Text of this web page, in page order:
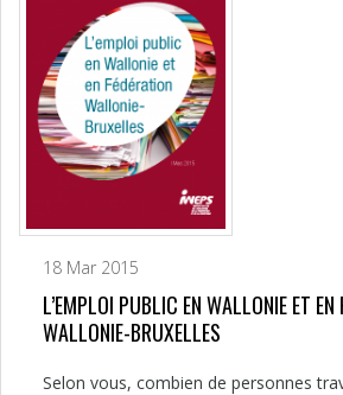
18 Mar 2015
L’EMPLOI PUBLIC EN WALLONIE ET EN
WALLONIE-BRUXELLES
Selon vous, combien de personnes